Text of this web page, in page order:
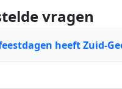
vragen
heeft Zuid-